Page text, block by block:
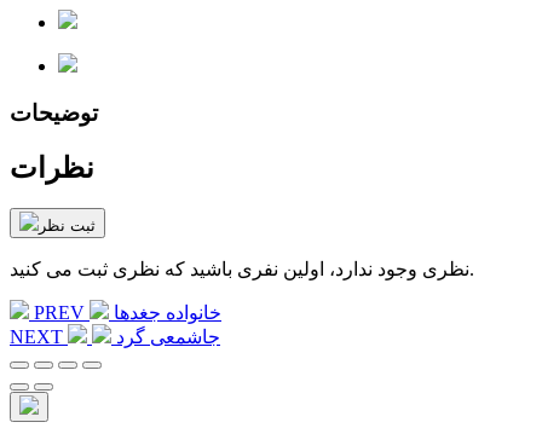
توضیحات
نظرات
ثبت نظر
نظری وجود ندارد، اولین نفری باشید که نظری ثبت می کنید.
PREV
خانواده جغدها
NEXT
جاشمعی گرد